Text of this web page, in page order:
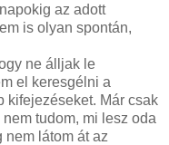
az adott
is olyan spontán,
ne álljak le
el keresgélni a
kifejezéseket. Már csak
tudom, mi lesz oda
nem látom át az